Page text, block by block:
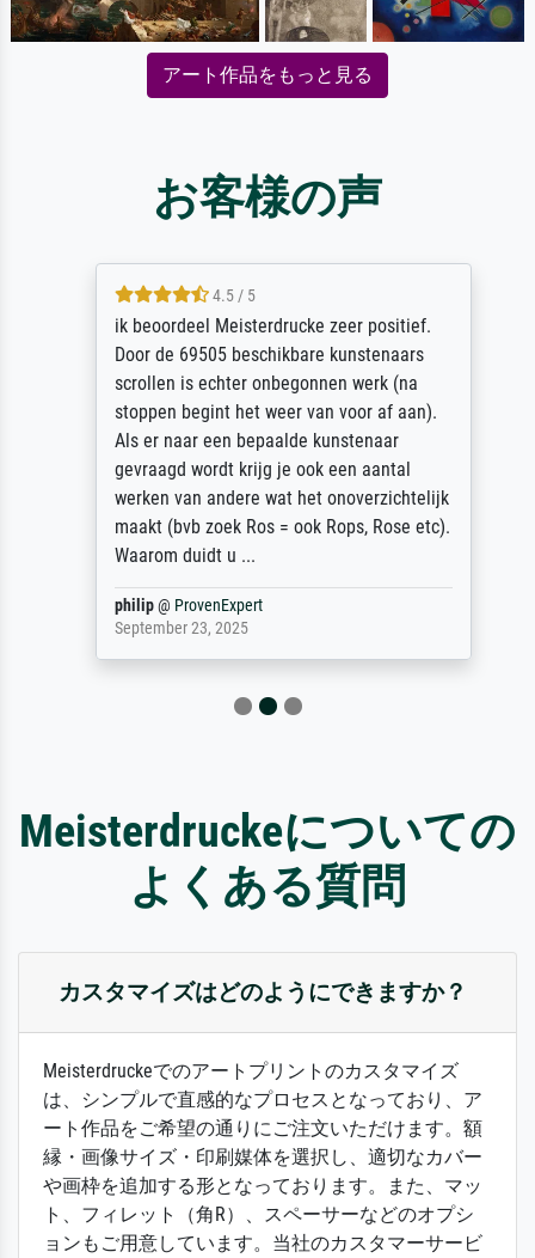
アート作品をもっと見る
お客様の声
4.5 / 5
ik beoordeel Meisterdrucke zeer positief.
Door de 69505 beschikbare kunstenaars
scrollen is echter onbegonnen werk (na
stoppen begint het weer van voor af aan).
Als er naar een bepaalde kunstenaar
gevraagd wordt krijg je ook een aantal
werken van andere wat het onoverzichtelijk
maakt (bvb zoek Ros = ook Rops, Rose etc).
Waarom duidt u ...
philip @ProvenExpert
September 23, 2025
Meisterdruckeについての
よくある質問
カスタマイズはどのようにできますか？
Meisterdruckeでのアートプリントのカスタマイズ
は、シンプルで直感的なプロセスとなっており、ア
ート作品をご希望の通りにご注文いただけます。額
縁・画像サイズ・印刷媒体を選択し、適切なカバー
や画枠を追加する形となっております。また、マッ
ト、フィレット（角R）、スペーサーなどのオプシ
ョンもご用意しています。当社のカスタマーサービ